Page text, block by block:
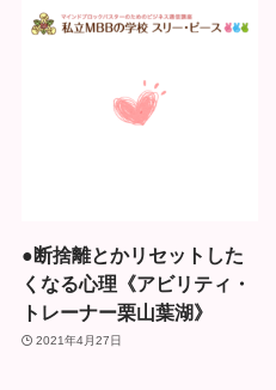
●断捨離とかリセットした
くなる心理《アビリティ・
トレーナー栗山葉湖》
2021年4月27日